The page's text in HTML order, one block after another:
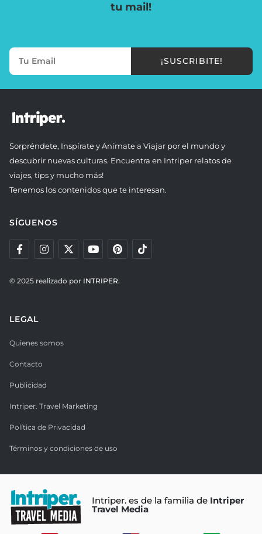
tu mail!
¡SUSCRIBITE!
Sorpréndete, Inspírate y Anímate a Viajar por el mundo y
descubrir nuevas culturas. Encuentra en Intriper relatos de
viajes, tips y mucho más!
Tenemos los contenidos que te interesan.
SÍGUENOS
© 2025 realizado por INTRIPER.
LEGAL
Quienes somos
Contacto
Publicidad
Intriper. Travel Marketing
Política de Privacidad
Términos y condiciones de uso
Intriper. es de la familia de Intriper
Travel Media